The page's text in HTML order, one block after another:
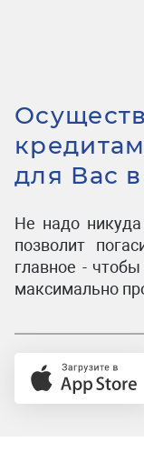
для Вас
Не надо
позволит
главное -
максимально